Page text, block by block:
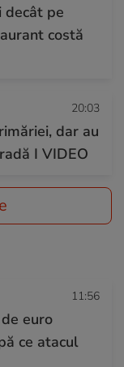
decât pe
costă
20:03
dar au
I VIDEO
11:56
euro
ce atacul